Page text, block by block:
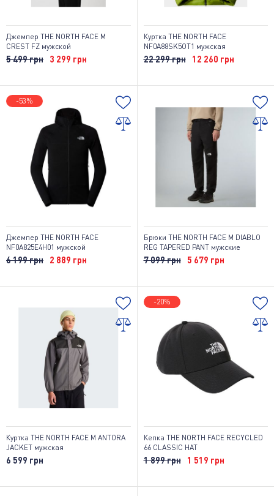
Джемпер THE NORTH FACE M
CREST FZ мужской
5 499 грн 3 299 грн
Куртка THE NORTH FACE
NF0A88SK5OT1 мужская
22 299 грн 12 260 грн
-53%
Джемпер THE NORTH FACE
NF0A825E4H01 мужской
6 199 грн 2 889 грн
Брюки THE NORTH FACE M DIABLO
REG TAPERED PANT мужские
7 099 грн 5 679 грн
Куртка THE NORTH FACE M ANTORA
JACKET мужская
6 599 грн
-20%
Кепка THE NORTH FACE RECYCLED
66 CLASSIC HAT
1 899 грн 1 519 грн